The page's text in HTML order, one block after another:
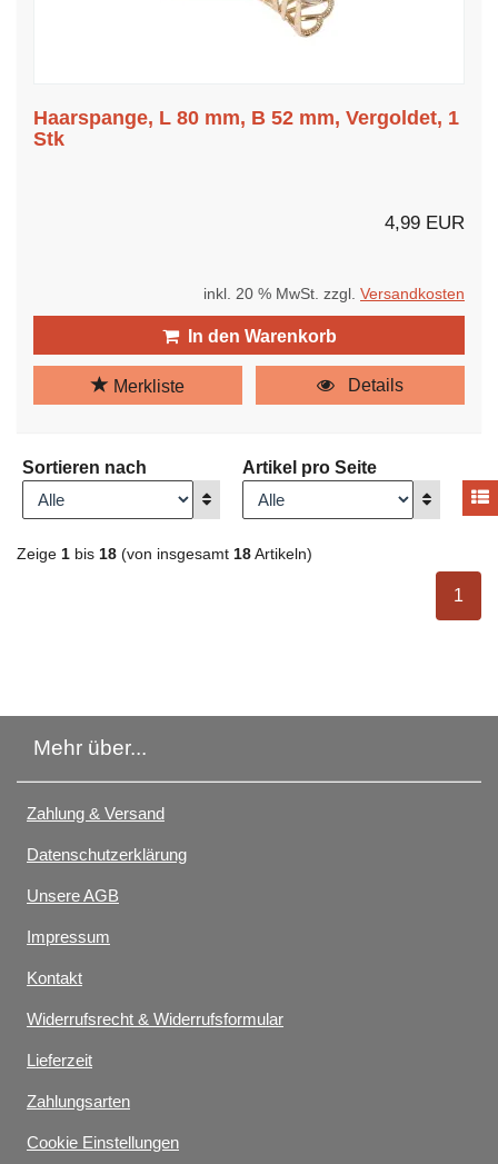
Haarspange, L 80 mm, B 52 mm, Vergoldet, 1
Stk
4,99 EUR
inkl. 20 % MwSt. zzgl. Versandkosten
In den Warenkorb
Merkliste Details
Sortieren nach
Anzeigen
Artikel pro Seite
Anzeigen
Zeige 1 bis 18 (von insgesamt 18 Artikeln)
1
Mehr über...
Zahlung & Versand
Datenschutzerklärung
Unsere AGB
Impressum
Kontakt
Widerrufsrecht & Widerrufsformular
Lieferzeit
Zahlungsarten
Cookie Einstellungen